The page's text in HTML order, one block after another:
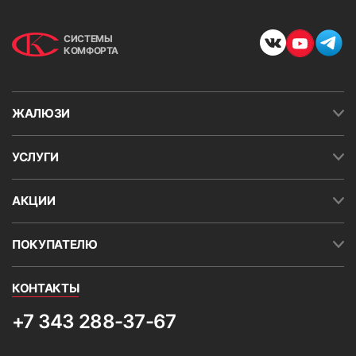
СИСТЕМЫ
КОМФОРТА
ЖАЛЮЗИ
УСЛУГИ
АКЦИИ
ПОКУПАТЕЛЮ
КОНТАКТЫ
+7 343 288-37-67